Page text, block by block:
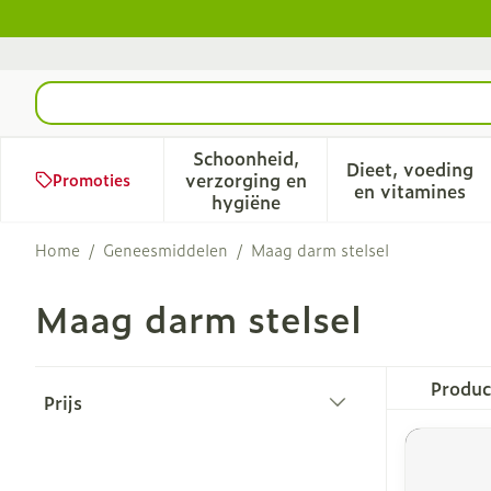
Product, merk, categorie...
Promoties
Schoonheid,
verzorging en
hygiëne
Toon submenu voor
Dieet, voeding
en vitamines
Toon
Home / Geneesmiddelen / Maag darm stelsel
Maag darm stelsel
Prijs